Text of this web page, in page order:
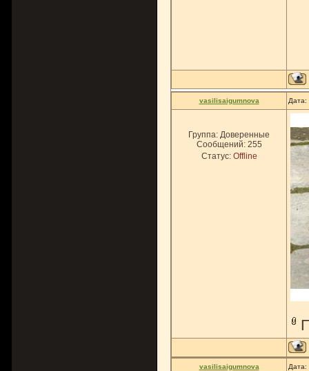
vasilisaigumnova Дата:
Группа: Доверенные
Сообщений: 255
Статус: Offline
vasilisaigumnova Дата: